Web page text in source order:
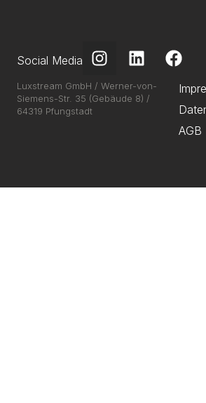
Social Media
Luxstream GmbH / Werner-von-
Siemens-Str. 35 (Gebäude 8) /
64319 Pfungstadt
AGB